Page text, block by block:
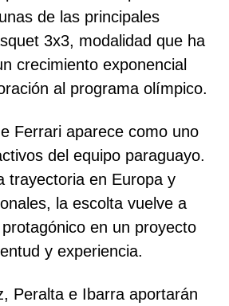
de las principales
3x3, modalidad que ha
crecimiento exponencial
al programa olímpico.
Ferrari aparece como uno
del equipo paraguayo.
trayectoria en Europa y
la escolta vuelve a
en un proyecto
y experiencia.
Peralta e Ibarra aportarán